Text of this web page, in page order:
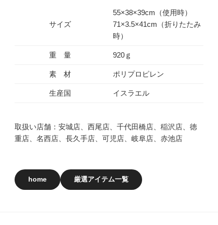
サイズ
55×38×39cm（使用時）
71×3.5×41cm（折りたたみ
時）
重 量 920ｇ
素 材 ポリプロピレン
生産国 イスラエル
取扱い店舗：安城店、西尾店、千代田橋店、稲沢店、徳
重店、名西店、長久手店、可児店、岐阜店、赤池店
home 厳選アイテム一覧